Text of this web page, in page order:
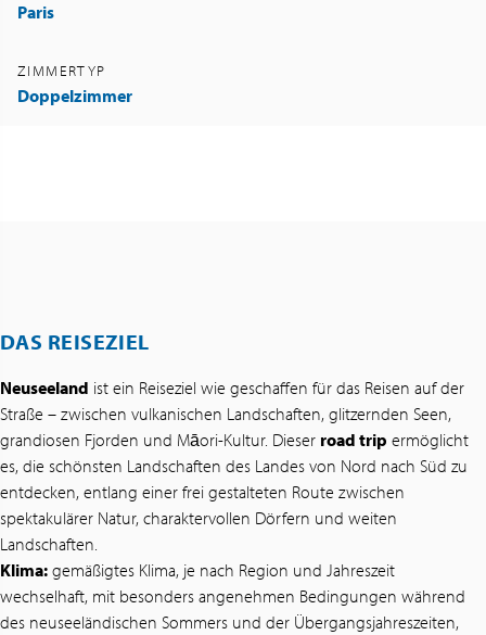
Paris
ZIMMERTYP
Doppelzimmer
DAS REISEZIEL
Neuseeland ist ein Reiseziel wie geschaffen für das Reisen auf der
Straße – zwischen vulkanischen Landschaften, glitzernden Seen,
grandiosen Fjorden und Māori-Kultur. Dieser road trip ermöglicht
es, die schönsten Landschaften des Landes von Nord nach Süd zu
entdecken, entlang einer frei gestalteten Route zwischen
spektakulärer Natur, charaktervollen Dörfern und weiten
Landschaften.
Klima: gemäßigtes Klima, je nach Region und Jahreszeit
wechselhaft, mit besonders angenehmen Bedingungen während
des neuseeländischen Sommers und der Übergangsjahreszeiten,